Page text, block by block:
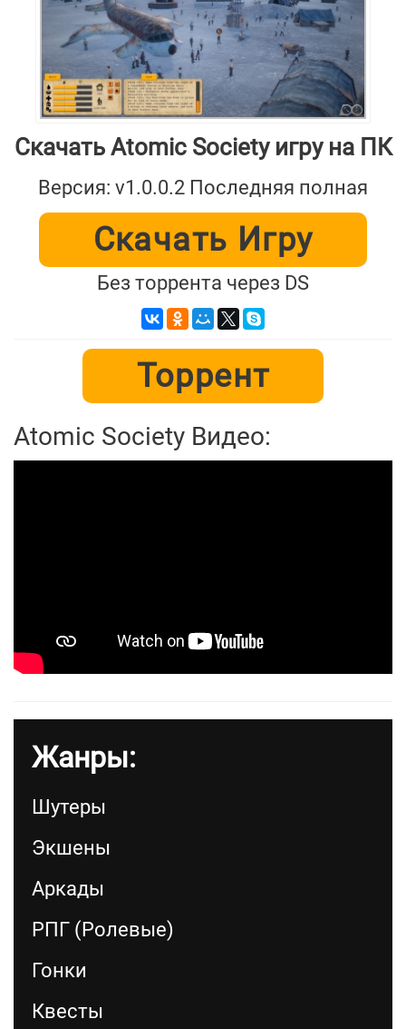
Скачать Atomic Society игру на ПК
Версия: v1.0.0.2 Последняя полная
Скачать Игру
Без торрента через DS
Торрент
Atomic Society Видео:
Жанры:
Шутеры
Экшены
Аркады
РПГ (Ролевые)
Гонки
Квесты